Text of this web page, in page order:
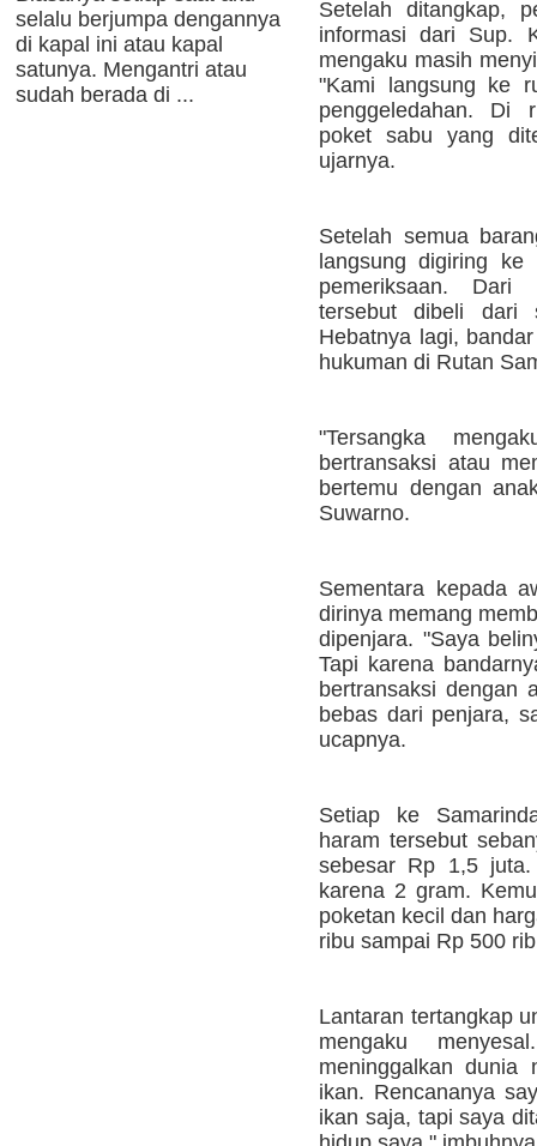
selalu berjumpa dengannya
di kapal ini atau kapal
satunya. Mengantri atau
sudah berada di ...
Setelah ditangkap,
informasi dari Sup.
mengaku masih
"Kami langsung ke
penggeledahan. Di
poket sabu yang
ujarnya.
Setelah semua
langsung digiring ke
pemeriksaan. Dari
tersebut dibeli dari
Hebatnya lagi,
hukuman di Rutan
"Tersangka
bertransaksi atau
bertemu dengan
Suwarno.
Sementara kepada
dirinya memang
dipenjara. "Saya
Tapi karena
bertransaksi dengan
bebas dari penjara,
ucapnya.
Setiap ke
haram tersebut
sebesar Rp 1,5
karena 2 gram.
poketan kecil dan
ribu sampai Rp 500
Lantaran tertangkap
mengaku
meninggalkan dunia
ikan. Rencananya
ikan saja, tapi saya